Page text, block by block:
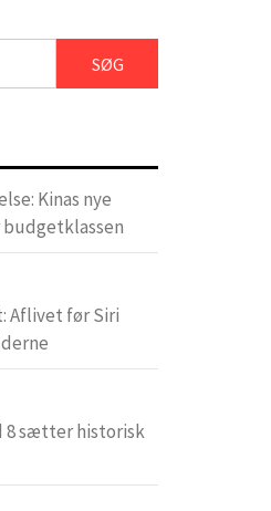
Kinas nye
Aflivet før Siri
8 sætter historisk